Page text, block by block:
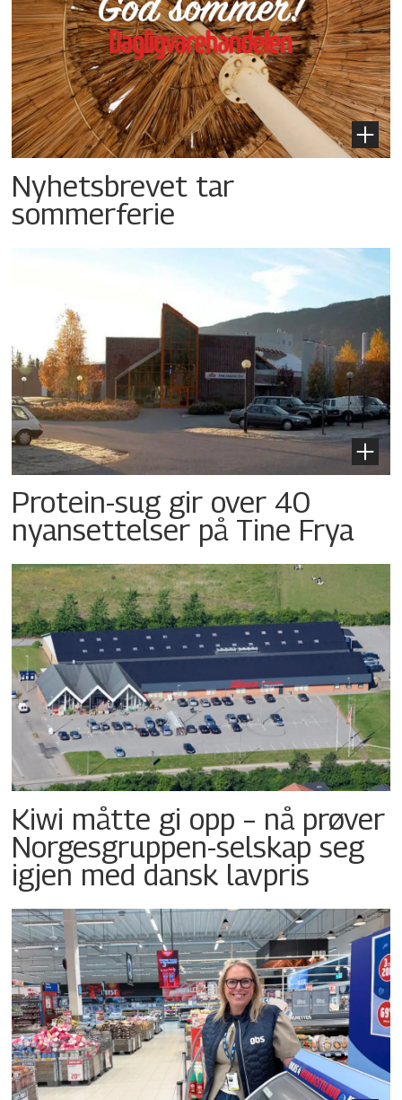
Nyhetsbrevet tar
sommerferie
Protein-sug gir over 40
nyansettelser på Tine Frya
Kiwi måtte gi opp – nå prøver
Norgesgruppen-selskap seg
igjen med dansk lavpris